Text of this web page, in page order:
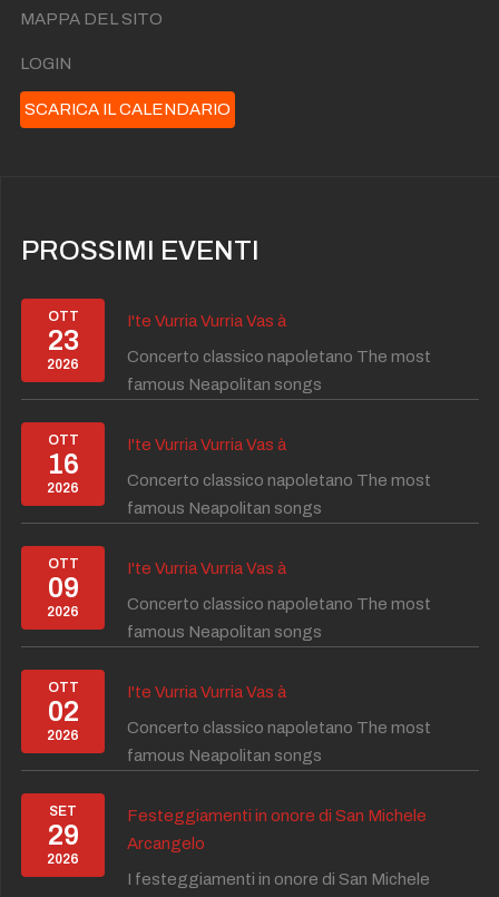
MAPPA DEL SITO
LOGIN
SCARICA IL CALENDARIO
PROSSIMI EVENTI
OTT
23
2026
I'te Vurria Vurria Vas à
Concerto classico napoletano The most
famous Neapolitan songs
OTT
16
2026
I'te Vurria Vurria Vas à
Concerto classico napoletano The most
famous Neapolitan songs
OTT
09
2026
I'te Vurria Vurria Vas à
Concerto classico napoletano The most
famous Neapolitan songs
OTT
02
2026
I'te Vurria Vurria Vas à
Concerto classico napoletano The most
famous Neapolitan songs
SET
29
2026
Festeggiamenti in onore di San Michele
Arcangelo
I festeggiamenti in onore di San Michele